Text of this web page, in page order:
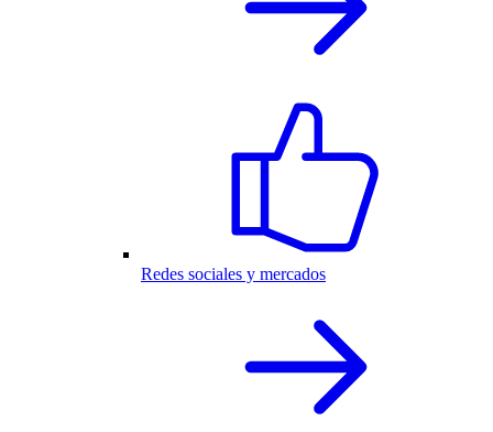
Redes sociales y mercados